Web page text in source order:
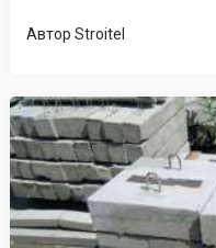
Автор Stroitel